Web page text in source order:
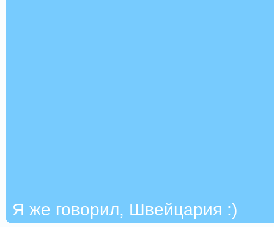
Я же говорил, Швейцария :)